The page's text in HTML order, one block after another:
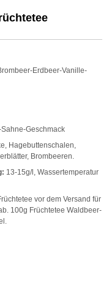
Erdbeer-Vanille-
Geschmack
Hagebuttenschalen,
Brombeeren.
13-15g/l, Wassertemperatur
vor dem Versand für
100g Früchtetee Waldbeer-